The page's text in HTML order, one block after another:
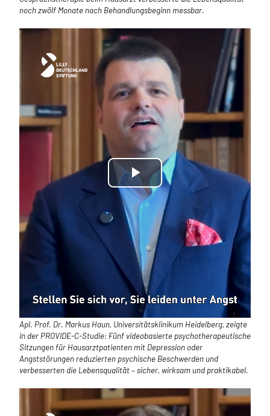
noch zwölf Monate nach Behandlungsbeginn messbar.
Play
Video
Apl. Prof. Dr. Markus Haun, Universitätsklinikum Heidelberg, zeigte
in der PROVIDE-C-Studie: Fünf videobasierte psychotherapeutische
Sitzungen für Hausarztpatienten mit Depression oder
Angststörungen reduzierten psychische Beschwerden und
verbesserten die Lebensqualität – sicher, wirksam und praktikabel.